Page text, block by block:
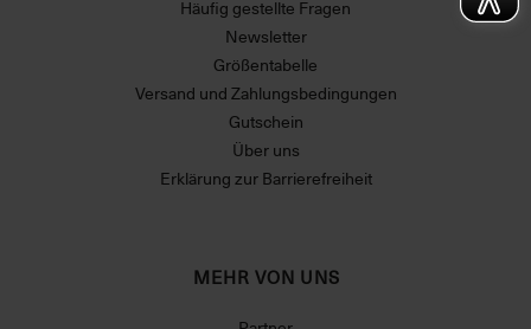
Häufig gestellte Fragen
Newsletter
Größentabelle
Versand und Zahlungsbedingungen
Gutschein
Über uns
Erklärung zur Barrierefreiheit
MEHR VON UNS